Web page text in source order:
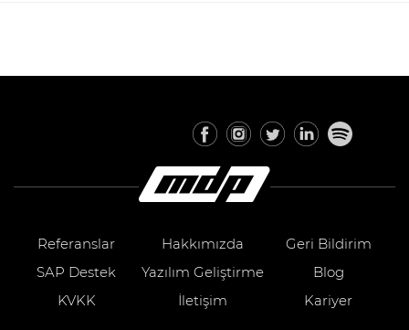
Referanslar Hakkımızda
Geri Bildirim
SAP Destek
Yazılım Geliştirme
Blog
KVKK
İletişim Kariyer